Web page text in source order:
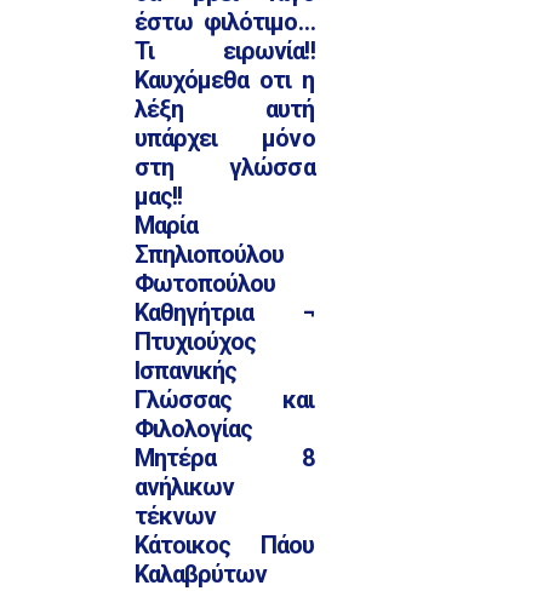
έστω φιλότιμο…
Τι ειρωνία!!
Καυχόμεθα οτι η
λέξη αυτή
υπάρχει μόνο
στη γλώσσα
μας!!
Μαρία
Σπηλιοπούλου
Φωτοπούλου
Καθηγήτρια ¬
Πτυχιούχος
Ισπανικής
Γλώσσας και
Φιλολογίας
Μητέρα 8
ανήλικων
τέκνων
Κάτοικος Πάου
Καλαβρύτων